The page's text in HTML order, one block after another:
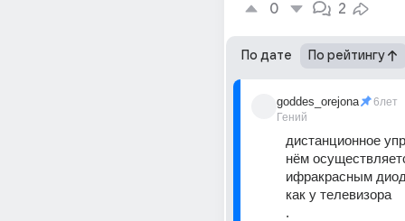
0 2
По дате По рейтингу
goddes_orejona
Гений
6лет
дистанционное
нём
ифракрасным
как у телевизора
.